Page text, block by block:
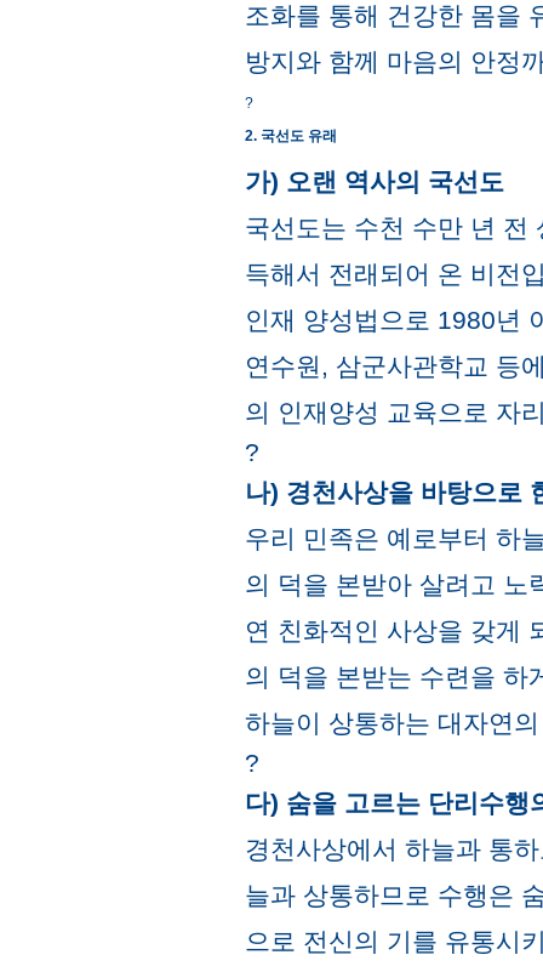
조화를 통해 건강한 몸을
방지와 함께 마음의 안정
?
2. 국선도 유래
가) 오랜 역사의 국선도
국선도는 수천 수만 년 전
득해서 전래되어 온 비전
인재 양성법으로 1980년
연수원, 삼군사관학교 등
의 인재양성 교육으로 자
?
나) 경천사상을 바탕으로
우리 민족은 예로부터 하
의 덕을 본받아 살려고 노
연 친화적인 사상을 갖게
의 덕을 본받는 수련을 하
하늘이 상통하는 대자연
?
다) 숨을 고르는 단리수행
경천사상에서 하늘과 통
늘과 상통하므로 수행은
으로 전신의 기를 유통시